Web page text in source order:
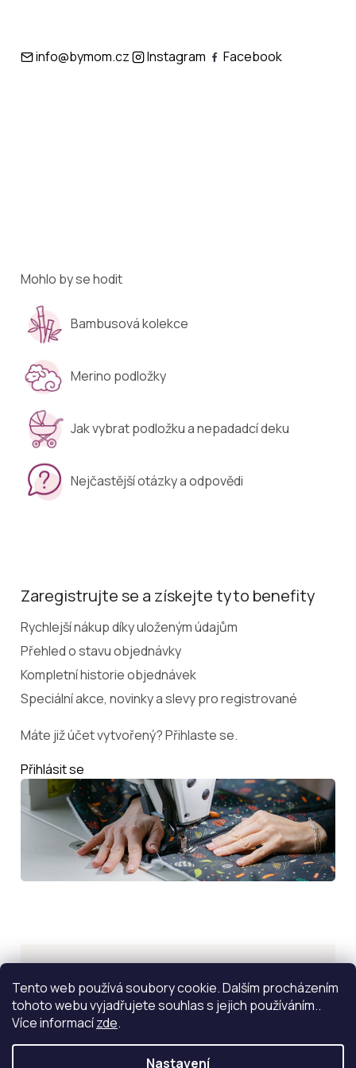
Tento web používá soubory cookie. Dalším procházením
tohoto webu vyjadřujete souhlas s jejich používáním..
Více informacízde.
Nastavení
info@bymom.cz Instagram Facebook
Mohlo by se hodit
Bambusová kolekce
Merino podložky
Jak vybrat podložku a nepadadcí deku
Nejčastější otázky a odpovědi
Zaregistrujte se a získejte tyto benefity
Rychlejší nákup díky uloženým údajům
Přehled o stavu objednávky
Kompletní historie objednávek
Speciální akce, novinky a slevy pro registrované
Máte již účet vytvořený? Přihlaste se.
Přihlásit se
Inspirace
ZOBRAZIT VÍCE